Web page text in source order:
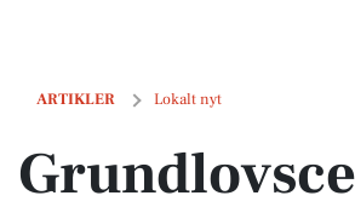
ARTIKLER Lokalt nyt
Grundlovsceremoni torsdag den 4. april